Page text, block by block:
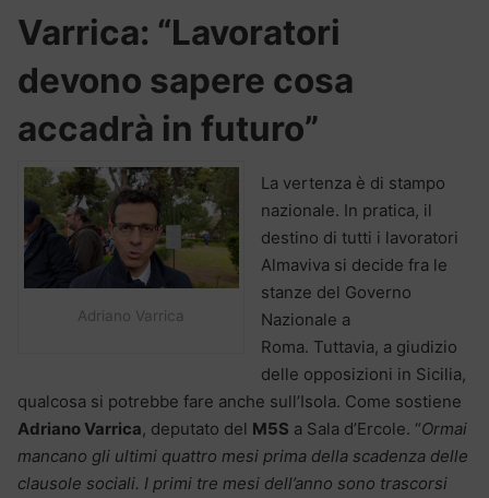
Varrica: “Lavoratori
devono sapere cosa
accadrà in futuro”
Adriano Varrica
La vertenza è di stampo
nazionale. In pratica, il
destino di tutti i lavoratori
Almaviva si decide fra le
stanze del Governo
Nazionale a
Roma. Tuttavia, a giudizio
delle opposizioni in Sicilia,
qualcosa si potrebbe fare anche sull’Isola. Come sostiene
Adriano Varrica, deputato del M5S a Sala d’Ercole. “Ormai
mancano gli ultimi quattro mesi prima della scadenza delle
clausole sociali. I primi tre mesi dell’anno sono trascorsi